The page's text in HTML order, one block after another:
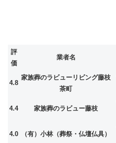
評
価
業者名
4.8
家族葬のラビューリビング藤枝
茶町
4.4 家族葬のラビュー藤枝
4.0 （有）小林（葬祭・仏壇仏具）